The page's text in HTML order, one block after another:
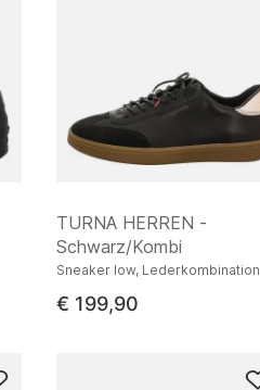
TURNA HERREN -
Schwarz/Kombi
Sneaker low, Lederkombination
€ 199,90